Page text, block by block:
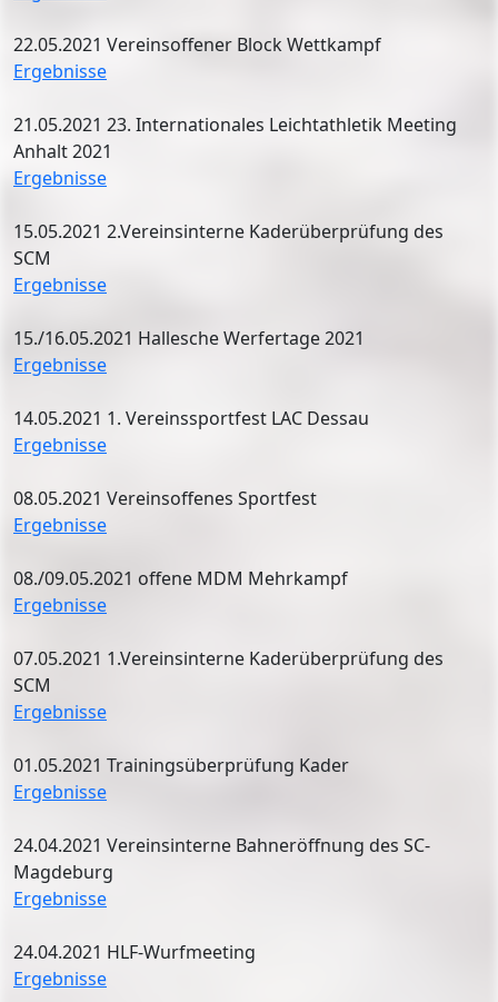
22.05.2021 Vereinsoffener Block Wettkampf
Ergebnisse
21.05.2021 23. Internationales Leichtathletik Meeting
Anhalt 2021
Ergebnisse
15.05.2021 2.Vereinsinterne Kaderüberprüfung des
SCM
Ergebnisse
15./16.05.2021 Hallesche Werfertage 2021
Ergebnisse
14.05.2021 1. Vereinssportfest LAC Dessau
Ergebnisse
08.05.2021 Vereinsoffenes Sportfest
Ergebnisse
08./09.05.2021 offene MDM Mehrkampf
Ergebnisse
07.05.2021 1.Vereinsinterne Kaderüberprüfung des
SCM
Ergebnisse
01.05.2021 Trainingsüberprüfung Kader
Ergebnisse
24.04.2021 Vereinsinterne Bahneröffnung des SC-
Magdeburg
Ergebnisse
24.04.2021 HLF-Wurfmeeting
Ergebnisse